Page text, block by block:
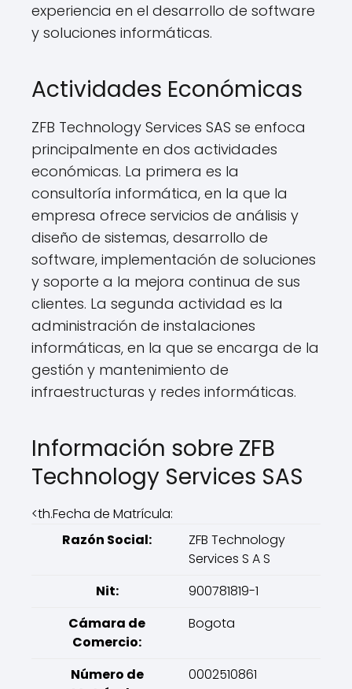
experiencia en el desarrollo de software
y soluciones informáticas.
Actividades Económicas
ZFB Technology Services SAS se enfoca
principalmente en dos actividades
económicas. La primera es la
consultoría informática, en la que la
empresa ofrece servicios de análisis y
diseño de sistemas, desarrollo de
software, implementación de soluciones
y soporte a la mejora continua de sus
clientes. La segunda actividad es la
administración de instalaciones
informáticas, en la que se encarga de la
gestión y mantenimiento de
infraestructuras y redes informáticas.
Información sobre ZFB
Technology Services SAS
<th.Fecha de Matrícula:
Razón Social:
ZFB Technology
Services S A S
Nit:
900781819-1
Cámara de
Comercio:
Bogota
Número de
0002510861